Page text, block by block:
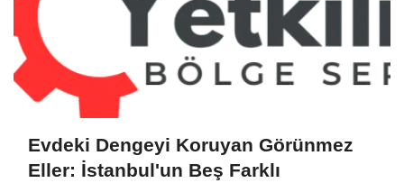
Evdeki Dengeyi Koruyan Görünmez
Eller: İstanbul'un Beş Farklı